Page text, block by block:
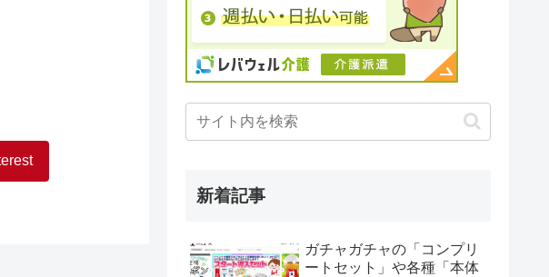
新着記事
ガチャガチャの「コンプリ
ートセット」や各種「本体